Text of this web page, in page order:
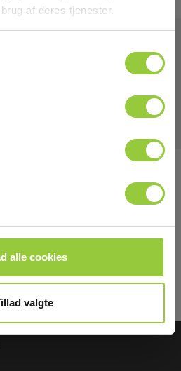
af deres tjenester.
alle cookies
valgte
få vores fantastiske tilbud i
. Du kan fremelde dig